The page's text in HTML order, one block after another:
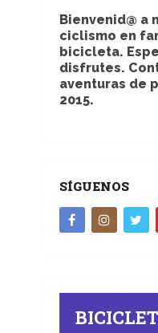
Bienvenid@ a
ciclismo en
bicicleta.
disfrutes.
aventuras de
2015.
SÍGUENOS